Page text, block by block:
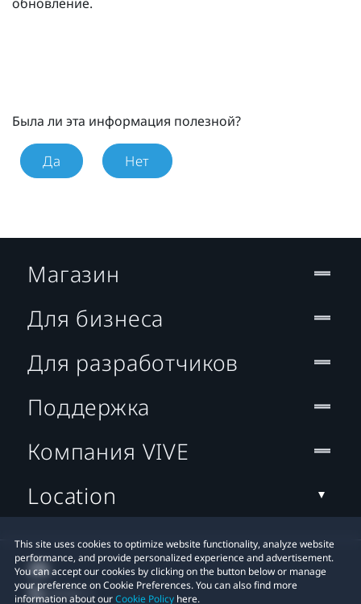
Была ли эта информация полезной?
Да Нет
This site uses cookies to optimize website functionality, analyze website
performance, and provide personalized experience and advertisement.
You can accept our cookies by clicking on the button below or manage
your preference on Cookie Preferences. You can also find more
information about ourCookie Policy here.
Магазин
Для бизнеса
Для разработчиков
Поддержка
Компания VIVE
Location